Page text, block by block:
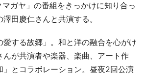
ガヤ」の番組をきっかけに知り合っ
田慶仁さんと共演する。
する故郷」。和と洋の融合を心がけ
んが共演者や楽器、楽曲、アート作
」とコラボレーション。昼夜2回公演